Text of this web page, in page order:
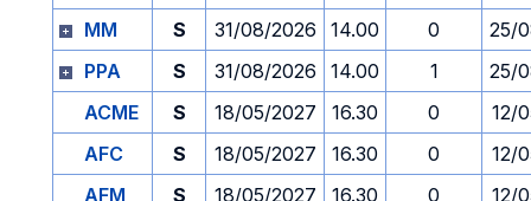
MM
S 31/08/2026 14.00 0
25/
PPA
S 31/08/2026 14.00 1
25/
ACME
S 18/05/2027 16.30 0
12/
AFC
S 18/05/2027 16.30 0
12/
AFM
S 18/05/2027 16.30 0
12/